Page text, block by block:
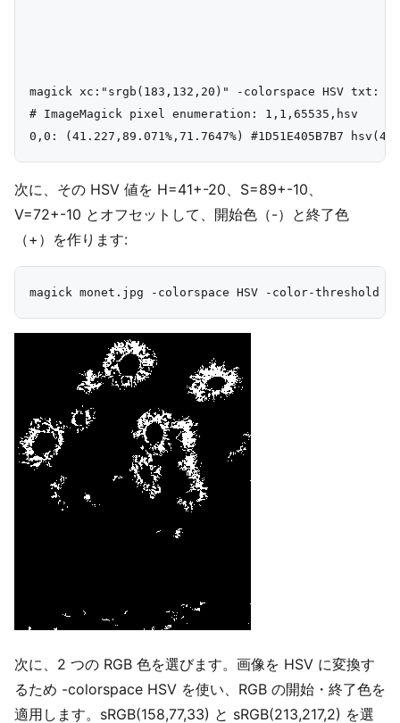
magick xc:"srgb(183,132,20)" -colorspace HSV txt:
# ImageMagick pixel enumeration: 1,1,65535,hsv
次に、その HSV 値を H=41+-20、S=89+-10、
V=72+-10 とオフセットして、開始色（-）と終了色
（+）を作ります:
次に、2 つの RGB 色を選びます。画像を HSV に変換す
るため -colorspace HSV を使い、RGB の開始・終了色を
適用します。sRGB(158,77,33) と sRGB(213,217,2) を選